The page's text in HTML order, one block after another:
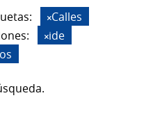
Calles
ide